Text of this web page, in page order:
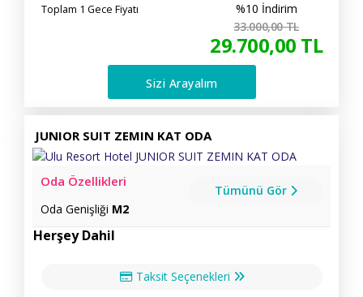
Toplam 1 Gece Fiyatı
%10 İndirim
33.000,00TL
29.700,00 TL
Sizi Arayalım
JUNIOR SUIT ZEMIN KAT ODA
Oda Özellikleri
Oda Genişliği M2
Tümünü Gör
Herşey Dahil
Taksit Seçenekleri